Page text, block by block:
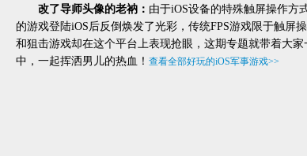
改了导师头像的老衲： 由于iOS设备的特殊触屏操作方
的游戏登陆iOS后反倒焕发了光彩，传统FPS游戏限于触屏
和狙击游戏却在这个平台上表现抢眼，这期专题就带着大
中，一起挥洒男儿的热血！ 查看全部好玩的iOS军事游戏>>